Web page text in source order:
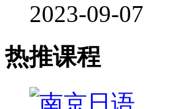
2023-09-07
热推课程